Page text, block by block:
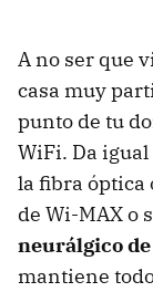
A no ser que
casa muy
punto de tu
WiFi. Da
la fibra óptica
de Wi-MAX o
neurálgico
mantiene